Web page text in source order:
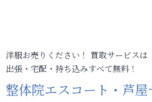
洋服お売りください！ 買取サービスは
出張・宅配・持ち込みすべて無料！
整体院エスコート・芦屋